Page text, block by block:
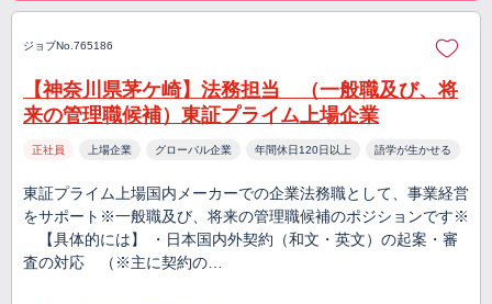
ジョブNo.765186
【神奈川県茅ケ崎】法務担当 （一般職及び、将
来の管理職候補）東証プライム上場企業
正社員 上場企業 グローバル企業 年間休日120日以上 語学が生かせる
東証プライム上場国内メーカーでの企業法務職として、事業経営
をサポート※一般職及び、将来の管理職候補のポジションです※
【具体的には】 ・日本国内外契約（和文・英文）の起案・審
査の対応 （※主に契約の…